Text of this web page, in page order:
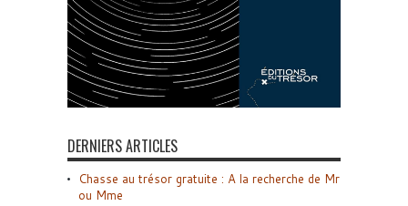
DERNIERS ARTICLES
Chasse au trésor gratuite : A la recherche de Mr
ou Mme